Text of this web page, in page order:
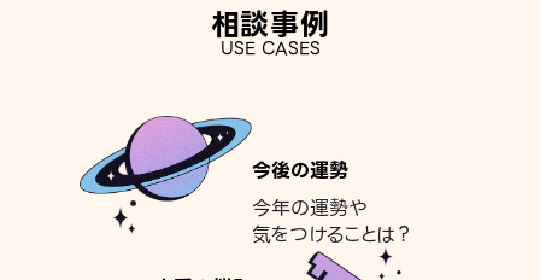
相談事例
USE CASES
今後の運勢
今年の運勢や
気をつけることは？